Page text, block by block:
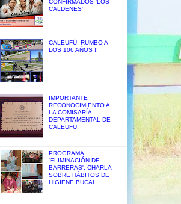
CONFIRMADOS 'LOS
CALDENES'
CALEUFÚ, RUMBO A
LOS 106 AÑOS !!
IMPORTANTE
RECONOCIMIENTO A
LA COMISARÍA
DEPARTAMENTAL DE
CALEUFÚ
PROGRAMA
'ELIMINACIÓN DE
BARRERAS': CHARLA
SOBRE HÁBITOS DE
HIGIENE BUCAL